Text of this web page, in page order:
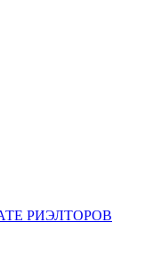
РИЭЛТОРОВ